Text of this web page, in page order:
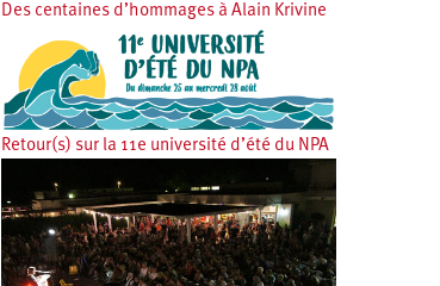
Des centaines d’hommages à Alain Krivine
Retour(s) sur la 11e université d’été du NPA